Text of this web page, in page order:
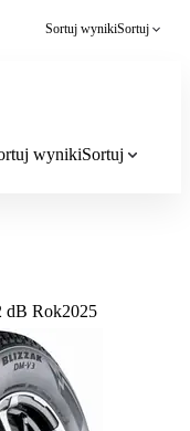
Sortuj wynikiSortuj
wynikiSortuj
dB Rok2025